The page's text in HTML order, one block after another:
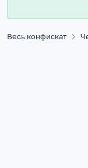
Весь конфискат